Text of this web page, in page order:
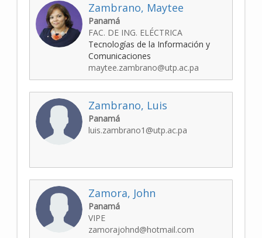
Zambrano, Maytee
Panamá
FAC. DE ING. ELÉCTRICA
Tecnologías de la Información y
Comunicaciones
maytee.zambrano@utp.ac.pa
Zambrano, Luis
Panamá
luis.zambrano1@utp.ac.pa
Zamora, John
Panamá
VIPE
zamorajohnd@hotmail.com